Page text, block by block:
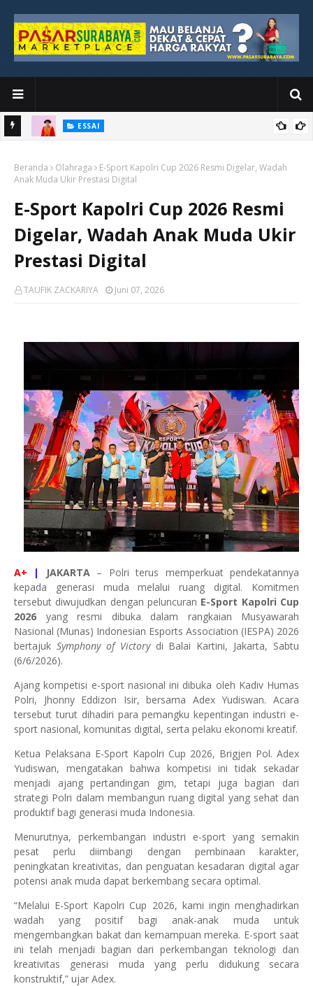
ESSAI
Tidak Berhenti di Panggung Wisuda
Beranda Olahraga
E-Sport Kapolri Cup 2026 Resmi Digelar, Wadah
Anak Muda Ukir Prestasi Digital
E-Sport Kapolri Cup 2026 Resmi
Digelar, Wadah Anak Muda Ukir
Prestasi Digital
TAUFIK ZACKARIYA Juni 07, 2026
A+ | JAKARTA– Polri terus memperkuat pendekatannya
kepada generasi muda melalui ruang digital. Komitmen
tersebut diwujudkan dengan peluncuran E-Sport Kapolri Cup
2026 yang resmi dibuka dalam rangkaian Musyawarah
Nasional (Munas) Indonesian Esports Association (IESPA) 2026
bertajuk Symphony of Victorydi Balai Kartini, Jakarta, Sabtu
(6/6/2026).
Ajang kompetisi e-sport nasional ini dibuka oleh Kadiv Humas
Polri, Jhonny Eddizon Isir, bersama Adex Yudiswan. Acara
tersebut turut dihadiri para pemangku kepentingan industri e-
sport nasional, komunitas digital, serta pelaku ekonomi kreatif.
Ketua Pelaksana E-Sport Kapolri Cup 2026, Brigjen Pol. Adex
Yudiswan, mengatakan bahwa kompetisi ini tidak sekadar
menjadi ajang pertandingan gim, tetapi juga bagian dari
strategi Polri dalam membangun ruang digital yang sehat dan
produktif bagi generasi muda Indonesia.
Menurutnya, perkembangan industri e-sport yang semakin
pesat perlu diimbangi dengan pembinaan karakter,
peningkatan kreativitas, dan penguatan kesadaran digital agar
potensi anak muda dapat berkembang secara optimal.
“Melalui E-Sport Kapolri Cup 2026, kami ingin menghadirkan
wadah yang positif bagi anak-anak muda untuk
mengembangkan bakat dan kemampuan mereka. E-sport saat
ini telah menjadi bagian dari perkembangan teknologi dan
kreativitas generasi muda yang perlu didukung secara
konstruktif,” ujar Adex.